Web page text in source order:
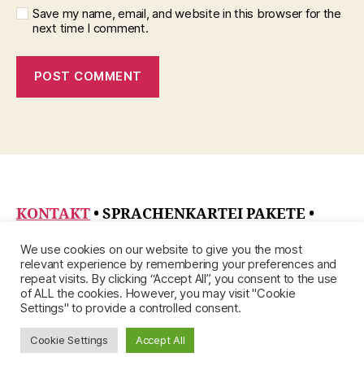
Save my name, email, and website in this browser for the
next time I comment.
KONTAKT • SPRACHENKARTEI PAKETE •
IMPRESSUM
© 2026
We use cookies on our website to give you the most
relevant experience by remembering your preferences and
repeat visits. By clicking “Accept All”, you consent to the use
of ALL the cookies. However, you may visit "Cookie
Settings" to provide a controlled consent.
Cookie Settings Accept All